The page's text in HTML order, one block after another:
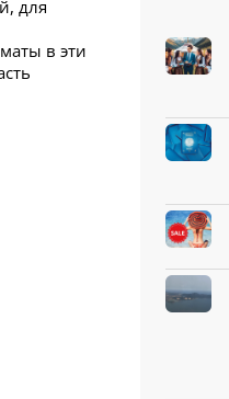
для
в эти